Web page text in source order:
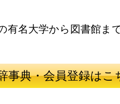
有名大学から図書館ま
事典・会員登録はこ